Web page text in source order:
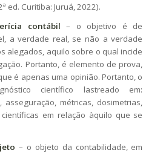
ed. Curitiba: Juruá, 2022).
contábil – o objetivo é de
a verdade real, se não a verdade
alegados, aquilo sobre o qual incide
Portanto, é elemento de prova,
é apenas uma opinião. Portanto, o
científico lastreado em:
asseguração, métricas, dosimetrias,
em relação àquilo que se
– o objeto da contabilidade, em